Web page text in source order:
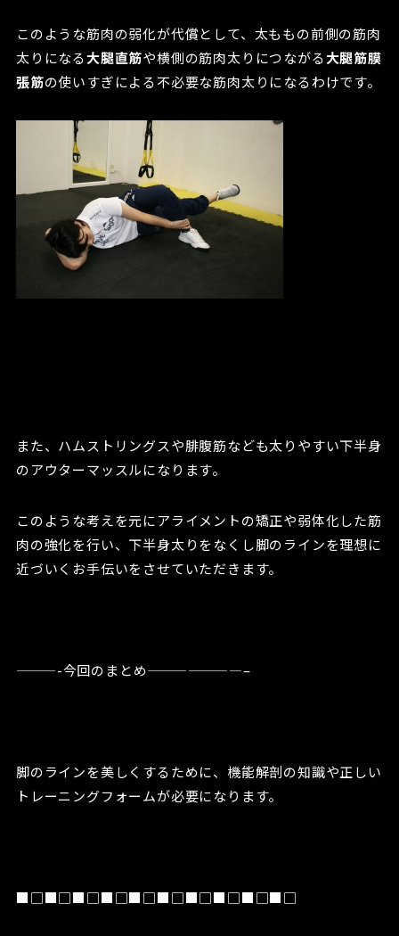
このような筋肉の弱化が代償として、太ももの前側の筋肉
太りになる大腿直筋や横側の筋肉太りにつながる大腿筋膜
張筋の使いすぎによる不必要な筋肉太りになるわけです。
また、ハムストリングスや腓腹筋なども太りやすい下半身
のアウターマッスルになります。
このような考えを元にアライメントの矯正や弱体化した筋
肉の強化を行い、下半身太りをなくし脚のラインを理想に
近づいくお手伝いをさせていただきます。
———-今回のまとめ———————–
脚のラインを美しくするために、機能解剖の知識や正しい
トレーニングフォームが必要になります。
■□■□■□■□■□■□■□■□■□■□